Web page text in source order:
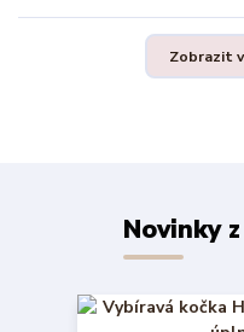
Zobrazit
Novinky